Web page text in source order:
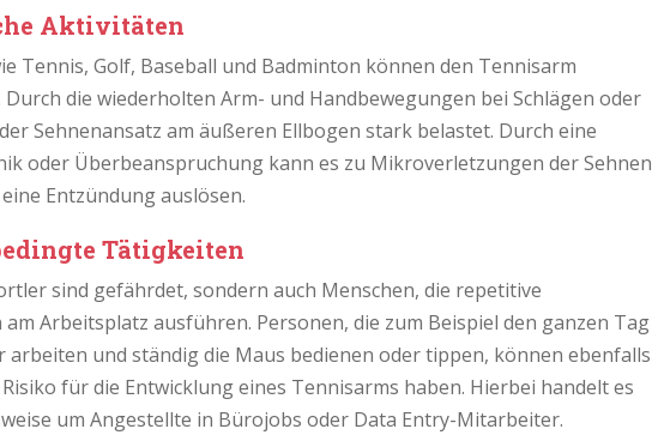
Aktivitäten
Tennis, Golf, Baseball und Badminton können den Tennisarm
die wiederholten Arm- und Handbewegungen bei Schlägen oder
Sehnenansatz am äußeren Ellbogen stark belastet. Durch eine
oder Überbeanspruchung kann es zu Mikroverletzungen der Sehnen
Entzündung auslösen.
Tätigkeiten
sind gefährdet, sondern auch Menschen, die repetitive
am Arbeitsplatz ausführen. Personen, die zum Beispiel den ganzen Tag
arbeiten und ständig die Maus bedienen oder tippen, können ebenfalls
für die Entwicklung eines Tennisarms haben. Hierbei handelt es
um Angestellte in Bürojobs oder Data Entry-Mitarbeiter.